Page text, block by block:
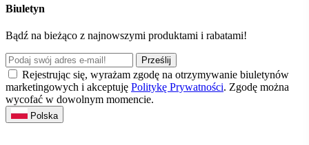
Biuletyn
Bądź na bieżąco z najnowszymi produktami i rabatami!
Prześlij
Rejestrując się, wyrażam zgodę na otrzymywanie biuletynów
marketingowych i akceptuję Politykę Prywatności. Zgodę można
wycofać w dowolnym momencie.
Polska